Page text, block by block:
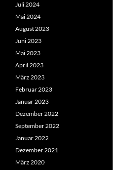
Juli 2024
Mai 2024
August 2023
Juni 2023
Mai 2023
April 2023
März 2023
Februar 2023
Januar 2023
Dezember 2022
September 2022
Januar 2022
Dezember 2021
März 2020